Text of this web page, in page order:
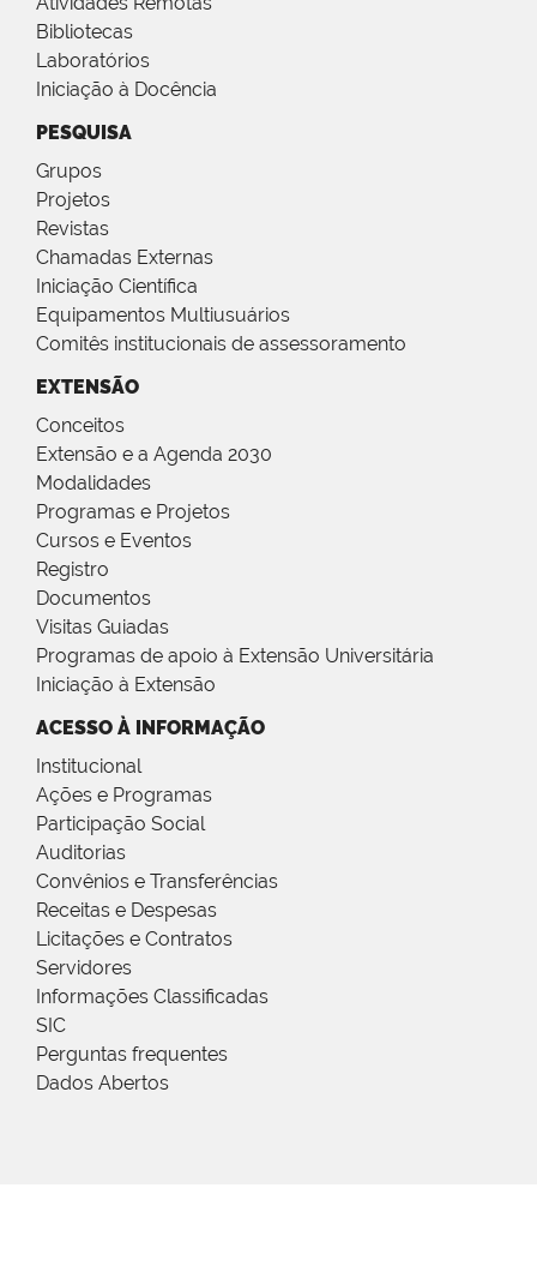
Bibliotecas
Laboratórios
Iniciação à Docência
PESQUISA
Grupos
Projetos
Revistas
Chamadas Externas
Iniciação Científica
Equipamentos Multiusuários
Comitês institucionais de assessoramento
EXTENSÃO
Conceitos
Extensão e a Agenda 2030
Modalidades
Programas e Projetos
Cursos e Eventos
Registro
Documentos
Visitas Guiadas
Programas de apoio à Extensão Universitária
Iniciação à Extensão
ACESSO À INFORMAÇÃO
Institucional
Ações e Programas
Participação Social
Auditorias
Convênios e Transferências
Receitas e Despesas
Licitações e Contratos
Servidores
Informações Classificadas
SIC
Perguntas frequentes
Dados Abertos